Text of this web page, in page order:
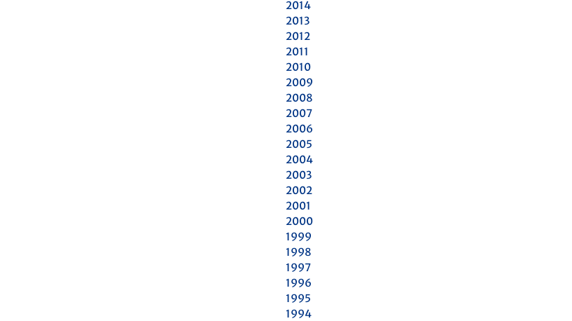
2014
2013
2012
2011
2010
2009
2008
2007
2006
2005
2004
2003
2002
2001
2000
1999
1998
1997
1996
1995
1994